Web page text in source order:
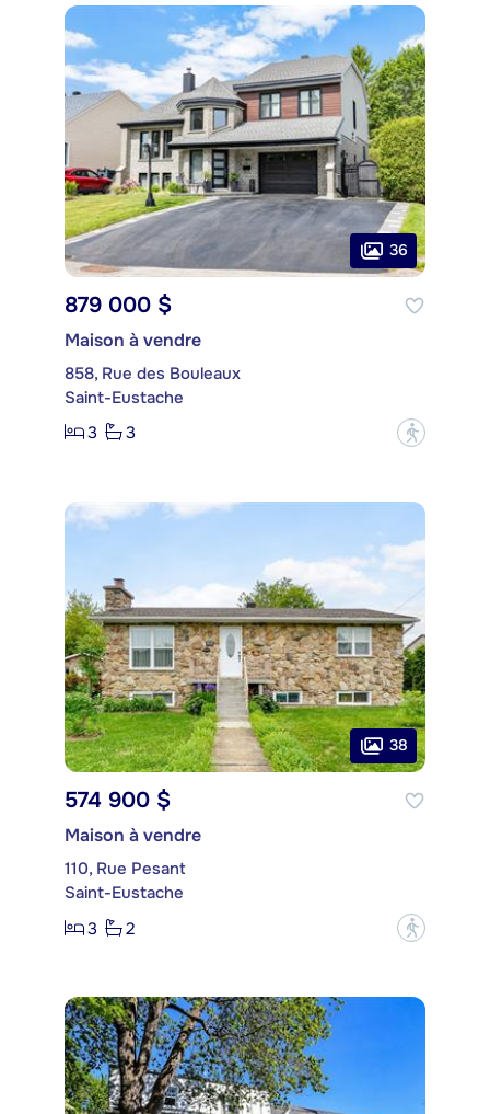
36
879 000 $
Maison à vendre
858, Rue des Bouleaux
Saint-Eustache
3
3 ?
38
574 900 $
Maison à vendre
110, Rue Pesant
Saint-Eustache
3
2 ?